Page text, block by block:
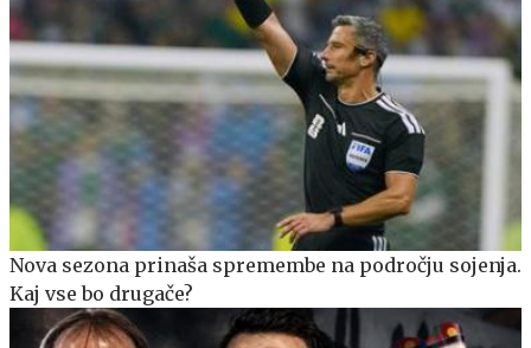
Nova sezona prinaša spremembe na področju sojenja.
Kaj vse bo drugače?